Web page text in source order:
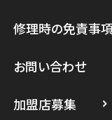
スマホスピタ
スマホスピタ
修理時の免責事
お問い合わせ
加盟店募集